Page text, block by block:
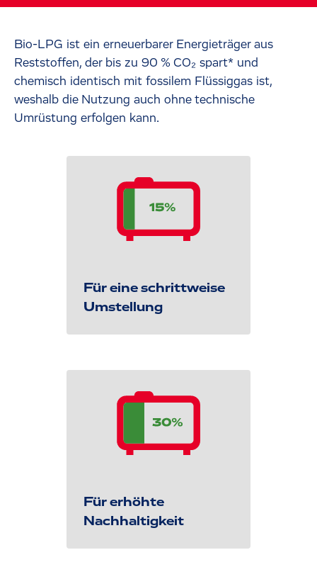
Bio-LPG ist ein erneuerbarer Energieträger aus
Reststoffen, der bis zu 90 % CO₂ spart* und
chemisch identisch mit fossilem Flüssiggas ist,
weshalb die Nutzung auch ohne technische
Umrüstung erfolgen kann.
Für eine schrittweise
Umstellung
Für erhöhte
Nachhaltigkeit